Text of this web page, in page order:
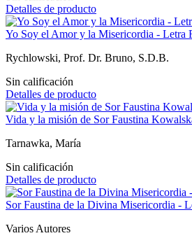
Detalles de producto
Yo Soy el Amor y la Misericordia - Letra
Rychlowski, Prof. Dr. Bruno, S.D.B.
Sin calificación
Detalles de producto
Vida y la misión de Sor Faustina
Tarnawka, María
Sin calificación
Detalles de producto
Sor Faustina de la Divina Misericordia -
Varios Autores